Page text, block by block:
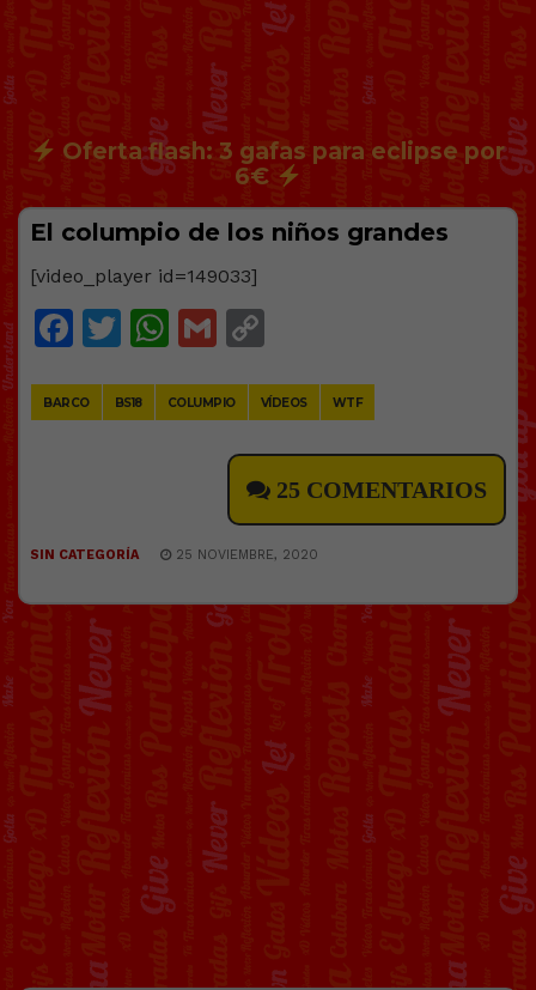
Oferta flash: 3 gafas para eclipse por
6€
El columpio de los niños grandes
[video_player id=149033]
Facebook
Twitter
WhatsApp
Gmail
BARCO BS18 COLUMPIO VÍDEOS WTF
25 COMENTARIOS
SIN CATEGORÍA 25 NOVIEMBRE, 2020